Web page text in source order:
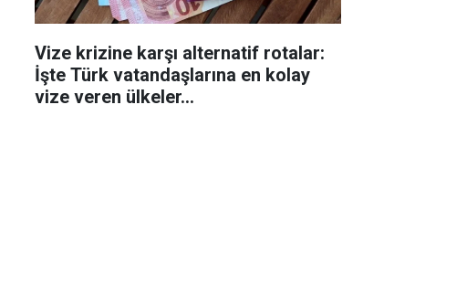
Vize krizine karşı alternatif rotalar:
İşte Türk vatandaşlarına en kolay
vize veren ülkeler...